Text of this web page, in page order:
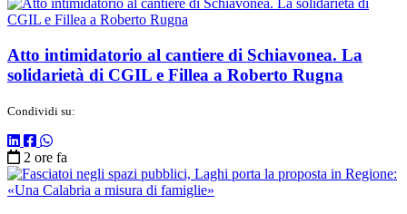
Atto intimidatorio al cantiere di Schiavonea. La
solidarietà di CGIL e Fillea a Roberto Rugna
Condividi su:
2 ore fa